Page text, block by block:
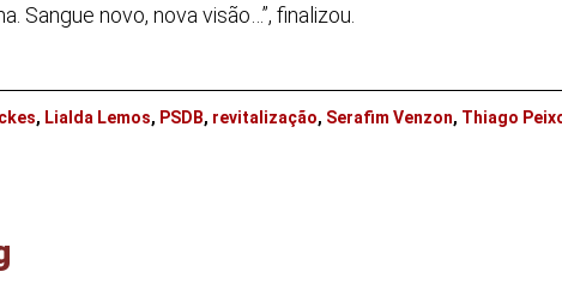
Sangue novo, nova visão…”, finalizou.
, Lialda Lemos, PSDB, revitalização, Serafim Venzon, Thiago